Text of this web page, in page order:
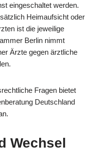
eingeschaltet werden.
Heimaufsicht oder
ist die jeweilige
Berlin nimmt
Ärzte gegen ärztliche
Fragen bietet
Deutschland
Wechsel